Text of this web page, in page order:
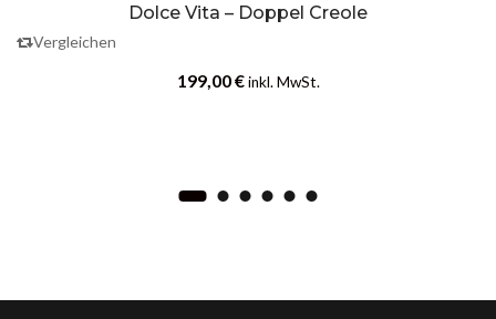
Dolce Vita – Doppel Creole
Vergleichen
199,00€ inkl. MwSt.